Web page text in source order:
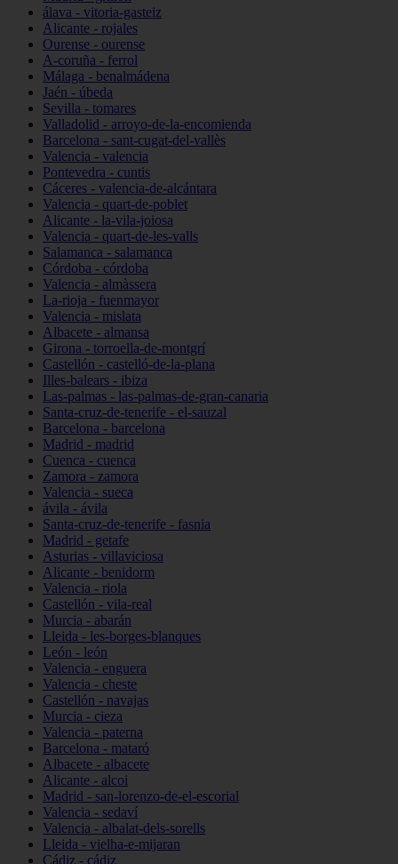
álava - vitoria-gasteiz
Alicante - rojales
Ourense - ourense
A-coruña - ferrol
Málaga - benalmádena
Jaén - úbeda
Sevilla - tomares
Valladolid - arroyo-de-la-encomienda
Barcelona - sant-cugat-del-vallès
Valencia - valencia
Pontevedra - cuntis
Cáceres - valencia-de-alcántara
Valencia - quart-de-poblet
Alicante - la-vila-joiosa
Valencia - quart-de-les-valls
Salamanca - salamanca
Córdoba - córdoba
Valencia - almàssera
La-rioja - fuenmayor
Valencia - mislata
Albacete - almansa
Girona - torroella-de-montgrí
Castellón - castelló-de-la-plana
Illes-balears - ibiza
Las-palmas - las-palmas-de-gran-canaria
Santa-cruz-de-tenerife - el-sauzal
Barcelona - barcelona
Madrid - madrid
Cuenca - cuenca
Zamora - zamora
Valencia - sueca
ávila - ávila
Santa-cruz-de-tenerife - fasnia
Madrid - getafe
Asturias - villaviciosa
Alicante - benidorm
Valencia - riola
Castellón - vila-real
Murcia - abarán
Lleida - les-borges-blanques
León - león
Valencia - enguera
Valencia - cheste
Castellón - navajas
Murcia - cieza
Valencia - paterna
Barcelona - mataró
Albacete - albacete
Alicante - alcoi
Madrid - san-lorenzo-de-el-escorial
Valencia - sedaví
Valencia - albalat-dels-sorells
Lleida - vielha-e-mijaran
Cádiz - cádiz